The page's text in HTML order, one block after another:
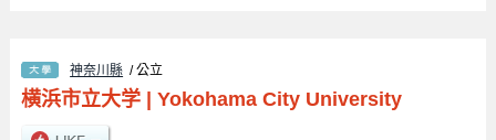
神奈川縣 / 公立
横浜市立大学| Yokohama City University